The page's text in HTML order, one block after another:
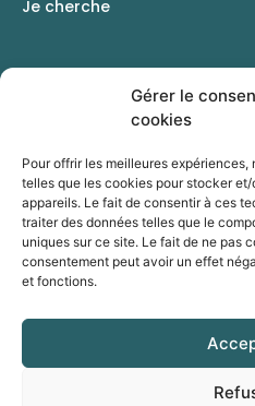
Gérer le
cookies
Pour offrir les meilleures
telles que les cookies pour stocker
appareils. Le fait de consentir à ces
traiter des données telles que le
uniques sur ce site. Le fait de ne pas
consentement peut avoir un effet
et fonctions.
Je cherche
Une initiative de la